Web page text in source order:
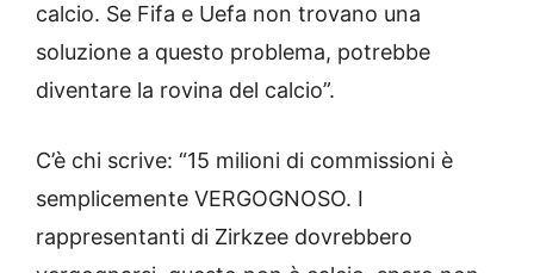
calcio. Se Fifa e Uefa non trovano una
soluzione a questo problema, potrebbe
diventare la rovina del calcio”.
C’è chi scrive: “15 milioni di commissioni è
semplicemente VERGOGNOSO. I
rappresentanti di Zirkzee dovrebbero